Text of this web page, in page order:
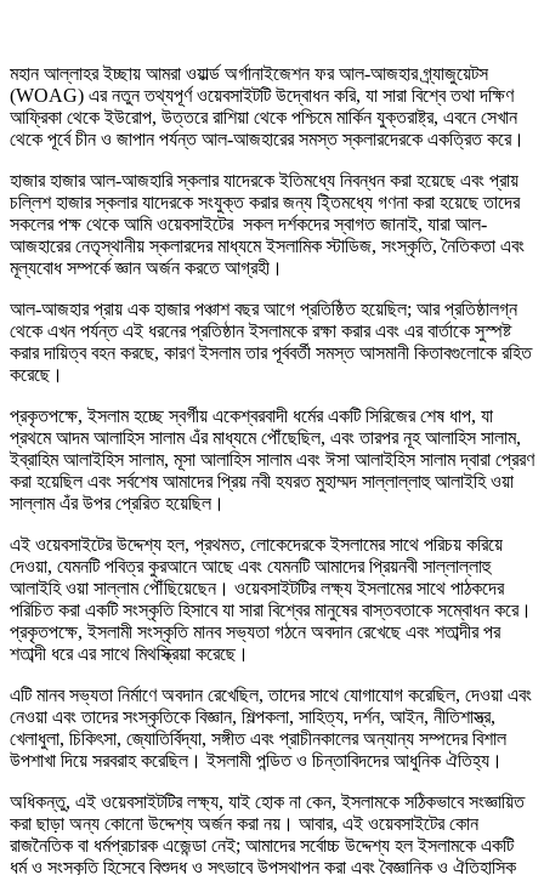
মহান আল্লাহর ইচ্ছায় আমরা ওয়ার্ল্ড অর্গানাইজেশন ফর আল-আজহার গ্র্যাজুয়েটস
(WOAG) এর নতুন তথ্যপূর্ণ ওয়েবসাইটটি উদ্বোধন করি, যা সারা বিশ্বে তথা দক্ষিণ
আফ্রিকা থেকে ইউরোপ, উত্তরে রাশিয়া থেকে পশ্চিমে মার্কিন যুক্তরাষ্ট্র, এবনে সেখান
থেকে পূর্বে চীন ও জাপান পর্যন্ত আল-আজহারের সমস্ত স্কলারদেরকে একত্রিত করে।
হাজার হাজার আল-আজহারি স্কলার যাদেরকে ইতিমধ্যে নিবন্ধন করা হয়েছে এবং প্রায়
চল্লিশ হাজার স্কলার যাদেরকে সংযুক্ত করার জন্য ই্তিমধ্যে গণনা করা হয়েছে তাদের
সকলের পক্ষ থেকে আমি ওয়েবসাইটের সকল দর্শকদের স্বাগত জানাই, যারা আল-
আজহারের নেতৃস্থানীয় স্কলারদের মাধ্যমে ইসলামিক স্টাডিজ, সংস্কৃতি, নৈতিকতা এবং
মূল্যবোধ সম্পর্কে জ্ঞান অর্জন করতে আগ্রহী।
আল-আজহার প্রায় এক হাজার পঞ্চাশ বছর আগে প্রতিষ্ঠিত হয়েছিল; আর প্রতিষ্ঠালগ্ন
থেকে এখন পর্যন্ত এই ধরনের প্রতিষ্ঠান ইসলামকে রক্ষা করার এবং এর বার্তাকে সুস্পষ্ট
করার দায়িত্ব বহন করছে, কারণ ইসলাম তার পূর্ববর্তী সমস্ত আসমানী কিতাবগুলোকে রহিত
করেছে।
প্রকৃতপক্ষে, ইসলাম হচ্ছে স্বর্গীয় একেশ্বরবাদী ধর্মের একটি সিরিজের শেষ ধাপ, যা
প্রথমে আদম আলাহিস সালাম এঁর মাধ্যমে পৌঁছেছিল, এবং তারপর নূহ আলাহিস সালাম,
ইব্রাহিম আলাইহিস সালাম, মূসা আলাহিস সালাম এবং ঈসা আলাইহিস সালাম দ্বারা প্রেরণ
করা হয়েছিল এবং সর্বশেষ আমাদের প্রিয় নবী হযরত মুহাম্মদ সাল্লাল্লাহু আলাইহি ওয়া
সাল্লাম এঁর উপর প্রেরিত হয়েছিল।
এই ওয়েবসাইটের উদ্দেশ্য হল, প্রথমত, লোকেদেরকে ইসলামের সাথে পরিচয় করিয়ে
দেওয়া, যেমনটি পবিত্র কুরআনে আছে এবং যেমনটি আমাদের প্রিয়নবী সাল্লাল্লাহু
আলাইহি ওয়া সাল্লাম পৌঁছিয়েছেন। ওয়েবসাইটটির লক্ষ্য ইসলামের সাথে পাঠকদের
পরিচিত করা একটি সংস্কৃতি হিসাবে যা সারা বিশ্বের মানুষের বাস্তবতাকে সম্বোধন করে।
প্রকৃতপক্ষে, ইসলামী সংস্কৃতি মানব সভ্যতা গঠনে অবদান রেখেছে এবং শতাব্দীর পর
শতাব্দী ধরে এর সাথে মিথস্ক্রিয়া করেছে।
এটি মানব সভ্যতা নির্মাণে অবদান রেখেছিল, তাদের সাথে যোগাযোগ করেছিল, দেওয়া এবং
নেওয়া এবং তাদের সংস্কৃতিকে বিজ্ঞান, শিল্পকলা, সাহিত্য, দর্শন, আইন, নীতিশাস্ত্র,
খেলাধুলা, চিকিৎসা, জ্যোতির্বিদ্যা, সঙ্গীত এবং প্রাচীনকালের অন্যান্য সম্পদের বিশাল
উপশাখা দিয়ে সরবরাহ করেছিল। ইসলামী পন্ডিত ও চিন্তাবিদদের আধুনিক ঐতিহ্য।
অধিকন্তু, এই ওয়েবসাইটটির লক্ষ্য, যাই হোক না কেন, ইসলামকে সঠিকভাবে সংজ্ঞায়িত
করা ছাড়া অন্য কোনো উদ্দেশ্য অর্জন করা নয়। আবার, এই ওয়েবসাইটের কোন
রাজনৈতিক বা ধর্মপ্রচারক এজেন্ডা নেই; আমাদের সর্বোচ্চ উদ্দেশ্য হল ইসলামকে একটি
ধর্ম ও সংস্কৃতি হিসেবে বিশুদ্ধ ও সৎভাবে উপস্থাপন করা এবং বৈজ্ঞানিক ও ঐতিহাসিক